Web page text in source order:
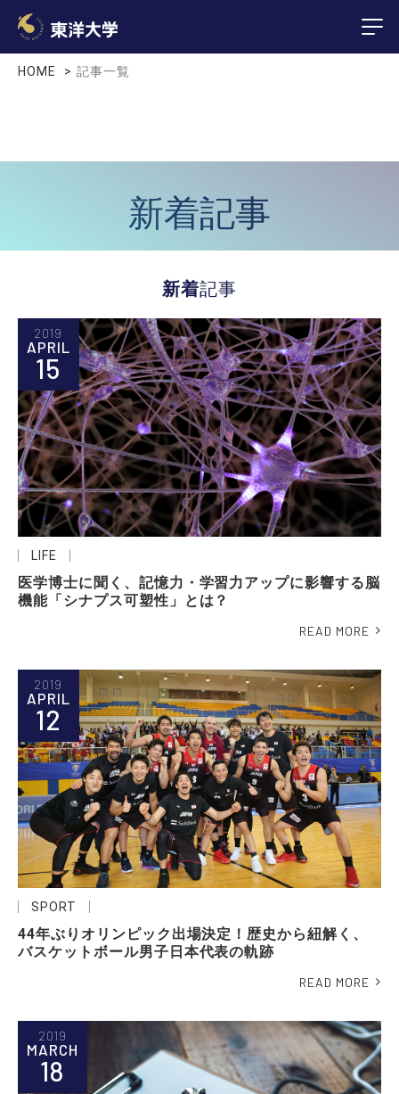
HOME 記事一覧
新着記事
新着記事
2019
APRIL
15
LIFE
医学博士に聞く、記憶力・学習力アップに影響する脳
機能「シナプス可塑性」とは？
READ MORE
2019
APRIL
12
SPORT
44年ぶりオリンピック出場決定！歴史から紐解く、
バスケットボール男子日本代表の軌跡
READ MORE
2019
MARCH
18